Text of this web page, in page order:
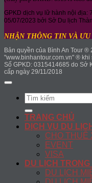
GPKD dịch vụ lữ hành nội địa:
05/07/2023 bởi Sở Du lịch
NHẬN THÔNG TIN VÀ
Bản quyền của Bình An Tour
"www.binhantour.com.vn" ®
Số GPKD: 0315414685 do Sở
cấp ngày 29/11/2018
Search
for:
TRANG CHỦ
DỊCH VỤ DU LỊCH
CHO THUÊ
EVENT
VISA
DU LỊCH
DU LỊCH